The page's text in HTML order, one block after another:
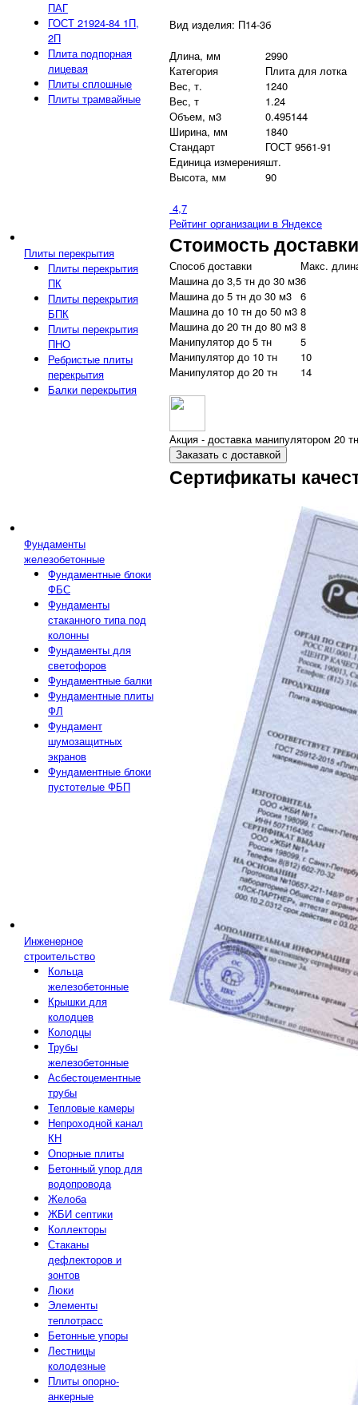
ПАГ
ГОСТ 21924-84 1П,
2П
Плита подпорная
лицевая
Плиты сплошные
Плиты трамвайные
Плиты перекрытия
Плиты перекрытия
ПК
Плиты перекрытия
БПК
Плиты перекрытия
ПНО
Ребристые плиты
перекрытия
Балки перекрытия
Фундаменты
железобетонные
Фундаментные блоки
ФБС
Фундаменты
стаканного типа под
колонны
Фундаменты для
светофоров
Фундаментные балки
Фундаментные плиты
ФЛ
Фундамент
шумозащитных
экранов
Фундаментные блоки
пустотелые ФБП
Инженерное
строительство
Кольца
железобетонные
Крышки для
колодцев
Колодцы
Трубы
железобетонные
Асбестоцементные
трубы
Тепловые камеры
Непроходной канал
КН
Опорные плиты
Бетонный упор для
водопровода
Желоба
ЖБИ септики
Коллекторы
Стаканы
дефлекторов и
зонтов
Люки
Элементы
теплотрасс
Бетонные упоры
Лестницы
колодезные
Плиты опорно-
анкерные
Вид изделия: П14-3б
Длина, мм
2990
Категория
Плита для лотка
Вес, т.
1240
Вес, т
1.24
Объем, м3
0.495144
Ширина, мм
1840
Стандарт
ГОСТ 9561-91
Единица измеренияшт.
Высота, мм
90
4,7
Рейтинг организации в Яндексе
Стоимость доставки
Способ доставки
Макс.
Машина до 3,5 тн до 30 м36
Машина до 5 тн до 30 м3 6
Машина до 10 тн до 50 м3 8
Машина до 20 тн до 80 м3 8
Манипулятор до 5 тн
5
Манипулятор до 10 тн
10
Манипулятор до 20 тн
14
Акция - доставка манипулятором 20
Заказать с доставкой
Сертификаты